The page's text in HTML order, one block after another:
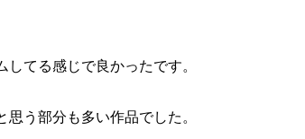
てる感じで良かったです。
う部分も多い作品でした。